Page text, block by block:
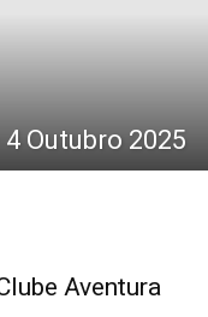
Outubro 2025
Aventura